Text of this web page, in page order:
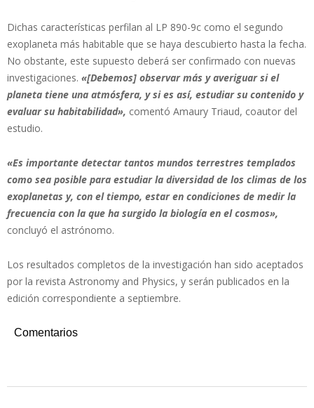
Dichas características perfilan al LP 890-9c como el segundo
exoplaneta más habitable que se haya descubierto hasta la fecha.
No obstante, este supuesto deberá ser confirmado con nuevas
investigaciones. «[Debemos] observar más y averiguar si el
planeta tiene una atmósfera, y si es así, estudiar su contenido y
evaluar su habitabilidad», comentó Amaury Triaud, coautor del
estudio.
«Es importante detectar tantos mundos terrestres templados
como sea posible para estudiar la diversidad de los climas de los
exoplanetas y, con el tiempo, estar en condiciones de medir la
frecuencia con la que ha surgido la biología en el cosmos»,
concluyó el astrónomo.
Los resultados completos de la investigación han sido aceptados
por la revista Astronomy and Physics, y serán publicados en la
edición correspondiente a septiembre.
Comentarios